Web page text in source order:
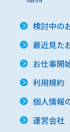
検討中の
最近見た
お仕事開
利用規約
個人情報
運営会社